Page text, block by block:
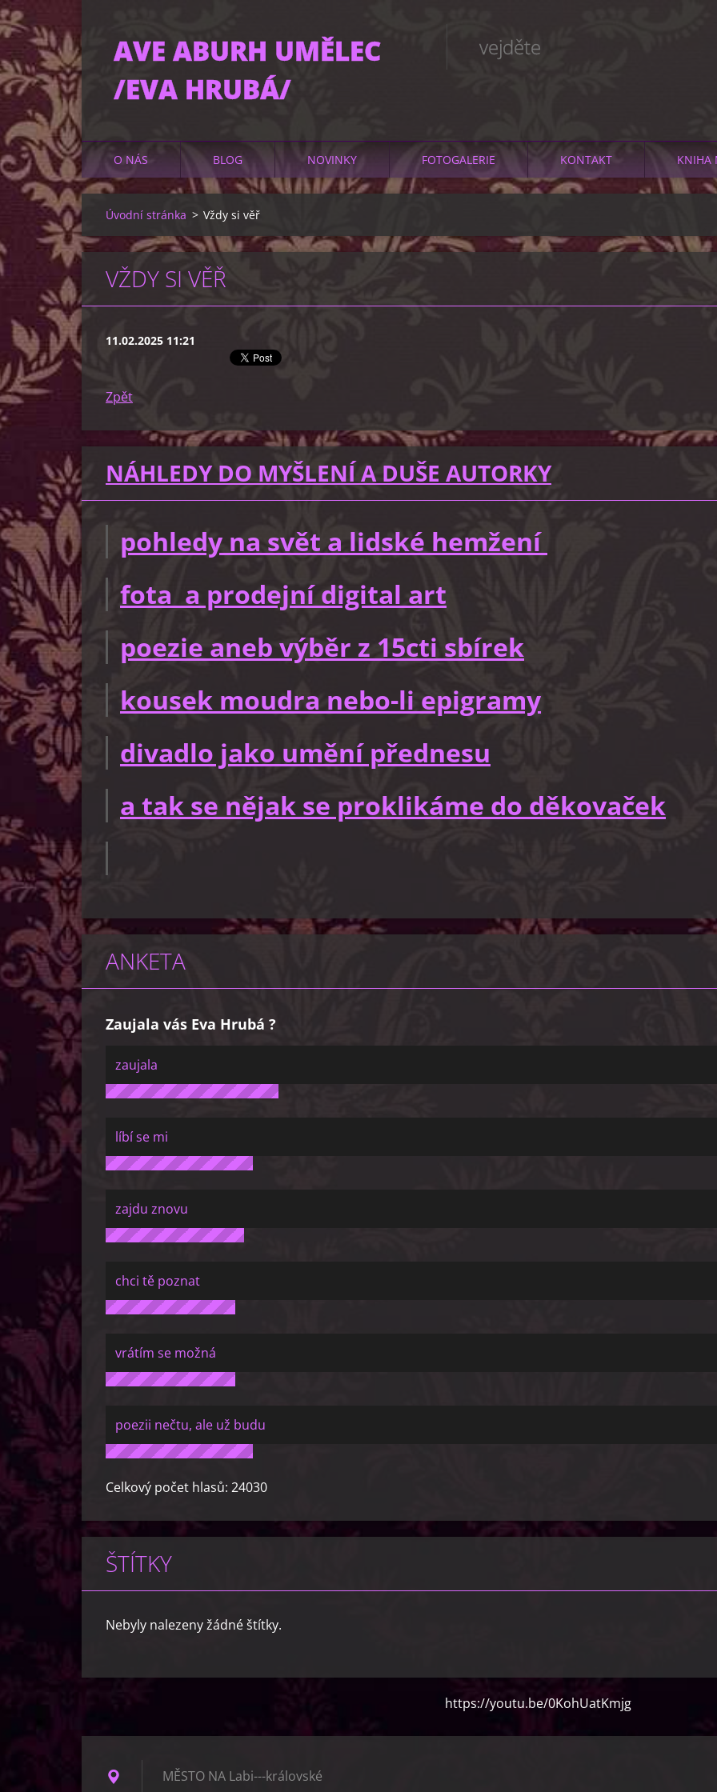
AVE ABURH UMĚLEC
/EVA HRUBÁ/
vejděte
O NÁS BLOG NOVINKY FOTOGALERIE KONTAKT KNIHA
Úvodní stránka > Vždy si věř
VŽDY SI VĚŘ
11.02.2025 11:21
Zpět
NÁHLEDY DO MYŠLENÍ A DUŠE AUTORKY
pohledy na svět a lidské hemžení
fota a prodejní digital art
poezie aneb výběr z 15cti sbírek
kousek moudra nebo-li epigramy
divadlo jako umění přednesu
a tak se nějak se proklikáme do děkovaček
ANKETA
Zaujala vás Eva Hrubá ?
zaujala
líbí se mi
zajdu znovu
chci tě poznat
vrátím se možná
poezii nečtu, ale už budu
Celkový počet hlasů: 24030
ŠTÍTKY
Nebyly nalezeny žádné štítky.
https://youtu.be/0KohUatKmjg
MĚSTO NA Labi---královské